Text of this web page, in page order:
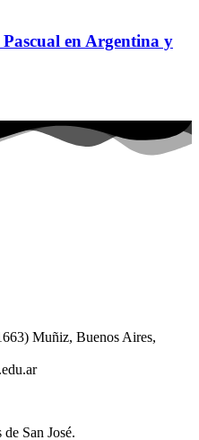
en Argentina y
Muñiz, Buenos Aires,
San José.